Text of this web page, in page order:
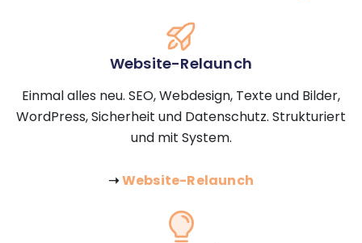
Website-Relaunch
Einmal alles neu. SEO, Webdesign, Texte und Bilder,
WordPress, Sicherheit und Datenschutz. Strukturiert
und mit System.
➝Website-Relaunch